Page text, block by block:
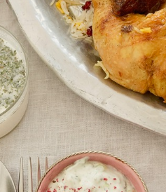
Datenschutzerklärung